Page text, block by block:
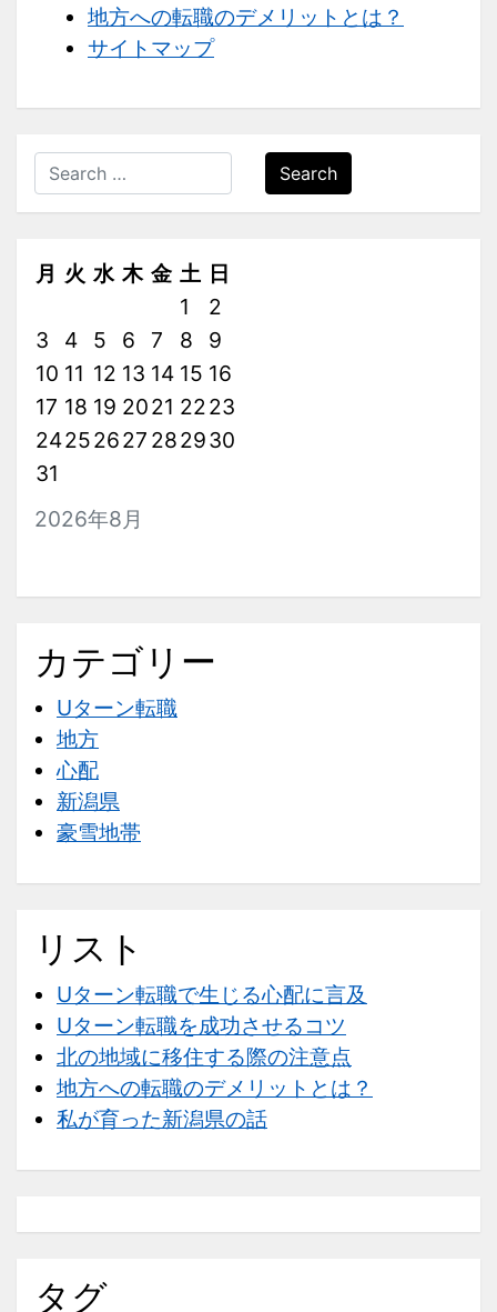
地方への転職のデメリットとは？
サイトマップ
Search
2026年8月
月 火 水 木 金 土 日
1
2
3
4 5 6 7 8
9
10 11 12 13 14 15 16
17 18 19 2021 2223
24252627 282930
31
カテゴリー
Uターン転職
地方
心配
新潟県
豪雪地帯
リスト
Uターン転職で生じる心配に言及
Uターン転職を成功させるコツ
北の地域に移住する際の注意点
地方への転職のデメリットとは？
私が育った新潟県の話
タグ